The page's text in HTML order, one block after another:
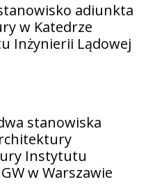
adiunkta
w Katedrze
Inżynierii Lądowej
stanowiska
Instytutu
w Warszawie